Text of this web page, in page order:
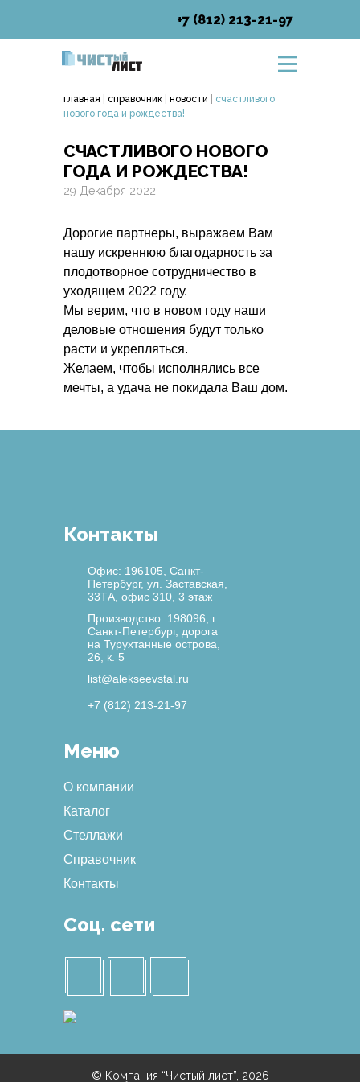
+7 (812) 213-21-97
главная справочник новости
счастливого
нового года и рождества!
СЧАСТЛИВОГО НОВОГО
ГОДА И РОЖДЕСТВА!
29 Декабря 2022
Дорогие партнеры, выражаем Вам
нашу искреннюю благодарность за
плодотворное сотрудничество в
уходящем 2022 году.
Мы верим, что в новом году наши
деловые отношения будут только
расти и укрепляться.
Желаем, чтобы исполнялись все
мечты, а удача не покидала Ваш дом.
Контакты
Офис: 196105, Санкт-
Петербург, ул. Заставская,
33ТА, офис 310, 3 этаж
Производство: 198096, г.
Санкт-Петербург, дорога
на Турухтанные острова,
26, к. 5
list@alekseevstal.ru
+7 (812) 213-21-97
Меню
О компании
Каталог
Стеллажи
Справочник
Контакты
Соц. сети
© Компания “Чистый лист”, 2026